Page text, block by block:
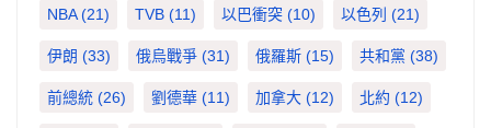
NBA(21) TVB (11) 以巴衝突 (10) 以色列 (21)
伊朗 (33) 俄烏戰爭 (31) 俄羅斯 (15) 共和黨 (38)
前總統 (26) 劉德華 (11) 加拿大 (12) 北約 (12)